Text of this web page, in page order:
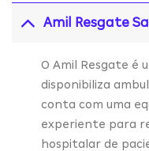
Amil Resgate
O Amil Resgate é
disponibiliza
conta com uma
experiente para
hospitalar de